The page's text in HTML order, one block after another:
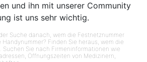
und ihn mit unserer Community
ist uns sehr wichtig.
Suche danach, wem die Festnetznummer
Finden Sie heraus, wem die
Suchen Sie nach Firmeninformationen wie
Öffnungszeiten von Medizinern,